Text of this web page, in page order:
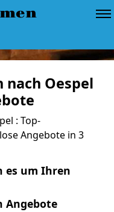
nach Oespel
: Top-
Angebote in 3
es um Ihren
Angebote